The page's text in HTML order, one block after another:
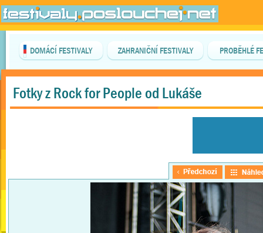
DOMÁCÍ FESTIVALY ZAHRANIČNÍ FESTIVALY PROBĚHLÉ
Fotky z Rock for People od Lukáše